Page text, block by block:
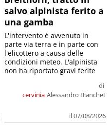
salvo alpinista ferito a
una gamba
cervinia
di
Alessandro Bianchet
il 07/08/2026
L'intervento è avvenuto in
parte via terra e in parte con
l'elicottero a causa delle
condizioni meteo. L'alpinista
non ha riportato gravi ferite